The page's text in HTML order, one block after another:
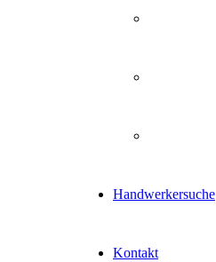
Handwerkersuche
Kontakt